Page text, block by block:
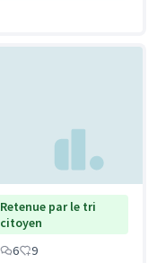
Retenue par le tri
citoyen
6 9